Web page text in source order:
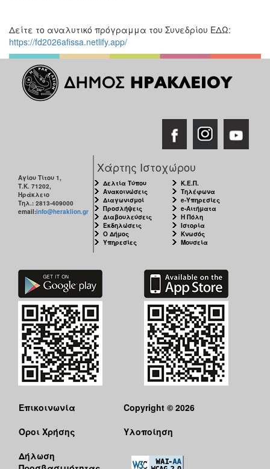
Δείτε το αναλυτικό πρόγραμμα του Συνεδρίου ΕΔΩ:
https://fd2026afissa.netlify.app/
Αγίου Τίτου 1,
Τ.Κ. 71202,
Ηράκλειο
Τηλ.: 2813-409000
email:info@heraklion.gr
Χάρτης Ιστοχώρου
Δελτία Τύπου
Ανακοινώσεις
Διαγωνισμοί
Προσλήψεις
Διαβουλεύσεις
Εκδηλώσεις
Ο Δήμος
Υπηρεσίες
Κ.Ε.Π.
Τηλέφωνα
e-Υπηρεσίες
e-Αιτήματα
Η Πόλη
Ιστορία
Κνωσός
Μουσεία
Επικοινωνία
Όροι Χρήσης
Δήλωση
Copyright © 2026
Υλοποίηση